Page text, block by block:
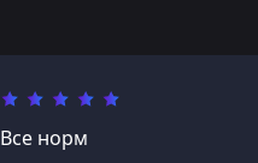
Все норм